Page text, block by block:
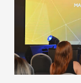
contaminação
secretário.
contaminação
população e ao
estratificação